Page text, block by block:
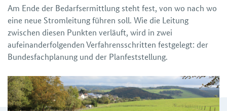
Am Ende der Bedarfsermittlung steht fest, von wo nach wo
eine neue Stromleitung führen soll. Wie die Leitung
zwischen diesen Punkten verläuft, wird in zwei
aufeinanderfolgenden Verfahrensschritten festgelegt: der
Bundesfachplanung und der Planfeststellung.